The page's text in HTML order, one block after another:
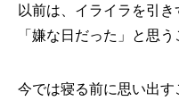
以前は、イライラを引
「嫌な日だった」と思
今では寝る前に思い出す